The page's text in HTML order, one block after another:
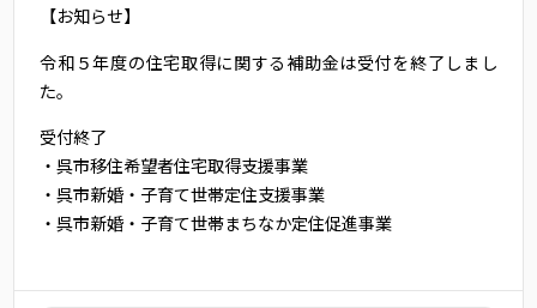
【お知らせ】
令和５年度の住宅取得に関する補助金は受付を終了しまし
た。
受付終了
・呉市移住希望者住宅取得支援事業
・呉市新婚・子育て世帯定住支援事業
・呉市新婚・子育て世帯まちなか定住促進事業